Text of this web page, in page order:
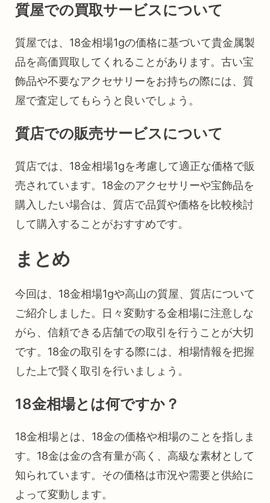
質屋での買取サービスについて
質屋では、18金相場1gの価格に基づいて貴金属製
品を高価買取してくれることがあります。古い宝
飾品や不要なアクセサリーをお持ちの際には、質
屋で査定してもらうと良いでしょう。
質店での販売サービスについて
質店では、18金相場1gを考慮して適正な価格で販
売されています。18金のアクセサリーや宝飾品を
購入したい場合は、質店で品質や価格を比較検討
して購入することがおすすめです。
まとめ
今回は、18金相場1gや高山の質屋、質店について
ご紹介しました。日々変動する金相場に注意しな
がら、信頼できる店舗での取引を行うことが大切
です。18金の取引をする際には、相場情報を把握
した上で賢く取引を行いましょう。
18金相場とは何ですか？
18金相場とは、18金の価格や相場のことを指しま
す。18金は金の含有量が高く、高級な素材として
知られています。その価格は市況や需要と供給に
よって変動します。